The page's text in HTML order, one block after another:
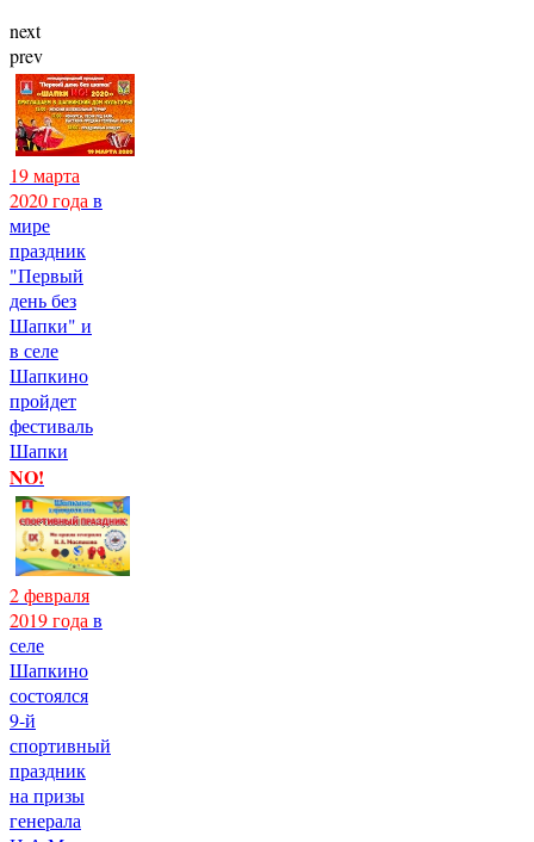
next
prev
19 марта
2020 года в
мире
праздник
"Первый
день без
Шапки" и
в селе
Шапкино
пройдет
фестиваль
Шапки
NO!
2 февраля
2019 года в
селе
Шапкино
состоялся
9-й
спортивный
праздник
на призы
генерала